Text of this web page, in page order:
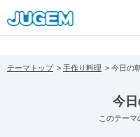
[pear_error:
prefix="" info=""]
テーマトップ 手作り料理 今日の
今
このテーマ